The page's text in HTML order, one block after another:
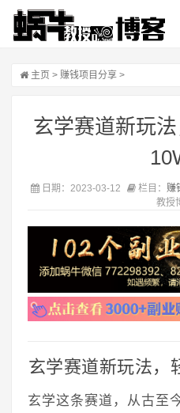
主页 > 赚钱项目分享 >
玄学赛道新玩
日期：2023-03-12 栏目： 赚
教授
玄学赛道新玩法，
玄学这条赛道，从古至